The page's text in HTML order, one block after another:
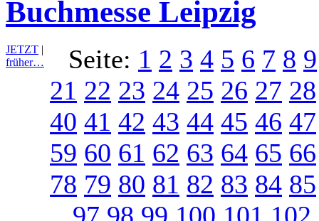
Buchmesse Leipzig
JETZT |
früher…
Seite: 1 2 3 4 5 6 7 8 9
21 22 23 24 25 26 27 28
40 41 42 43 44 45 46 47
59 60 61 62 63 64 65 66
78 79 80 81 82 83 84 85